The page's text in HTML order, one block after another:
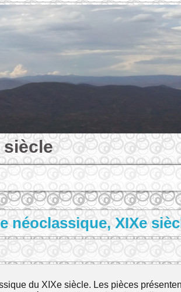
néoclassique, XIXe
du XIXe siècle. Les pièces